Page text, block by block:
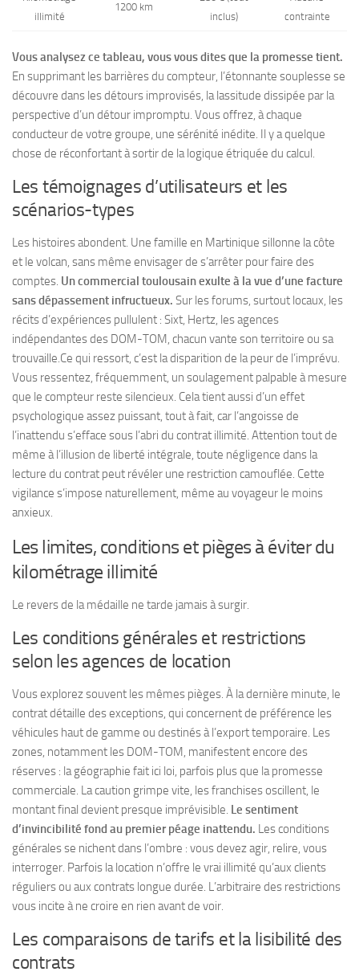
illimité
1200 km
inclus)
contrainte
Vous analysez ce tableau, vous vous dites que la promesse tient.
En supprimant les barrières du compteur, l’étonnante souplesse se
découvre dans les détours improvisés, la lassitude dissipée par la
perspective d’un détour impromptu. Vous offrez, à chaque
conducteur de votre groupe, une sérénité inédite. Il y a quelque
chose de réconfortant à sortir de la logique étriquée du calcul.
Les témoignages d’utilisateurs et les
scénarios-types
Les histoires abondent. Une famille en Martinique sillonne la côte
et le volcan, sans même envisager de s’arrêter pour faire des
comptes. Un commercial toulousain exulte à la vue d’une facture
sans dépassement infructueux. Sur les forums, surtout locaux, les
récits d’expériences pullulent : Sixt, Hertz, les agences
indépendantes des DOM-TOM, chacun vante son territoire ou sa
trouvaille.Ce qui ressort, c’est la disparition de la peur de l’imprévu.
Vous ressentez, fréquemment, un soulagement palpable à mesure
que le compteur reste silencieux. Cela tient aussi d’un effet
psychologique assez puissant, tout à fait, car l’angoisse de
l’inattendu s’efface sous l’abri du contrat illimité. Attention tout de
même à l’illusion de liberté intégrale, toute négligence dans la
lecture du contrat peut révéler une restriction camouflée. Cette
vigilance s’impose naturellement, même au voyageur le moins
anxieux.
Les limites, conditions et pièges à éviter du
kilométrage illimité
Le revers de la médaille ne tarde jamais à surgir.
Les conditions générales et restrictions
selon les agences de location
Vous explorez souvent les mêmes pièges. À la dernière minute, le
contrat détaille des exceptions, qui concernent de préférence les
véhicules haut de gamme ou destinés à l’export temporaire. Les
zones, notamment les DOM-TOM, manifestent encore des
réserves : la géographie fait ici loi, parfois plus que la promesse
commerciale. La caution grimpe vite, les franchises oscillent, le
montant final devient presque imprévisible. Le sentiment
d’invincibilité fond au premier péage inattendu. Les conditions
générales se nichent dans l’ombre : vous devez agir, relire, vous
interroger. Parfois la location n’offre le vrai illimité qu’aux clients
réguliers ou aux contrats longue durée. L’arbitraire des restrictions
vous incite à ne croire en rien avant de voir.
Les comparaisons de tarifs et la lisibilité des
contrats